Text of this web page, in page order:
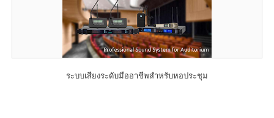
ระบบเสียงระดับมืออาชีพสำหรับหอประชุม